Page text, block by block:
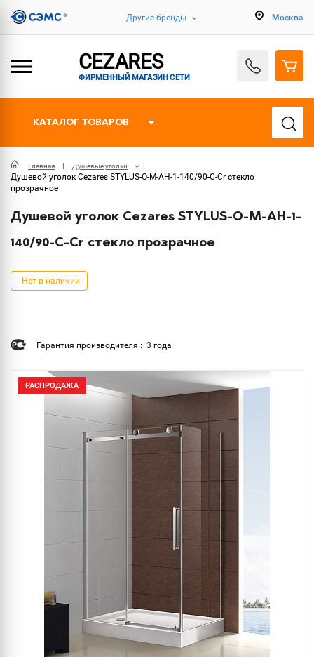
Другие бренды Москва
CEZARES
ФИРМЕННЫЙ МАГАЗИН СЕТИ
КАТАЛОГ ТОВАРОВ
Главная Душевые уголки
Душевой уголок Cezares STYLUS-O-M-AH-1-140/90-C-Cr стекло
прозрачное
Душевой уголок Cezares STYLUS-O-M-AH-1-
140/90-C-Cr стекло прозрачное
Нет в наличии
Гарантия производителя : 3 года
РАСПРОДАЖА